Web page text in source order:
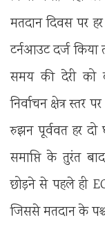
मतदान दिवस पर
टर्नआउट दर्ज
समय की देरी को
निर्वाचन क्षेत्र
रुझन पूर्ववत हर दो
समाप्ति के तुरंत
छोड़ने से पहले ही
जिससे मतदान के